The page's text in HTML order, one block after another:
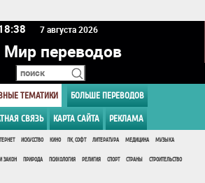
7 августа 2026
Мир переводов
ТЕМАТИКИ БОЛЬШЕ ПЕРЕВОДОВ
СВЯЗЬ КАРТА САЙТА РЕКЛАМА
ИСКУССТВО КИНО ПК, СОФТ ЛИТЕРАТУРА МЕДИЦИНА МУЗЫКА
ЗАКОН ПРИРОДА ПСИХОЛОГИЯ РЕЛИГИЯ СПОРТ СТРАНЫ СТРОИТЕЛЬСТВО